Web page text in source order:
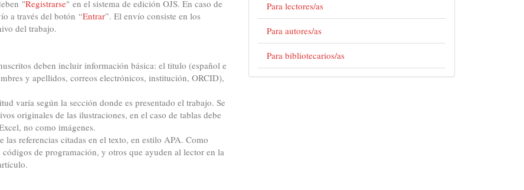
"Registrarse" en el sistema de edición OJS. En caso de
a través del botón “Entrar”. El envío consiste en los
del trabajo.
deben incluir información básica: el titulo (español e
y apellidos, correos electrónicos, institución, ORCID),
varía según la sección donde es presentado el trabajo. Se
originales de las ilustraciones, en el caso de tablas debe
no como imágenes.
las referencias citadas en el texto, en estilo APA. Como
de programación, y otros que ayuden al lector en la
Para lectores/as
Para autores/as
Para bibliotecarios/as